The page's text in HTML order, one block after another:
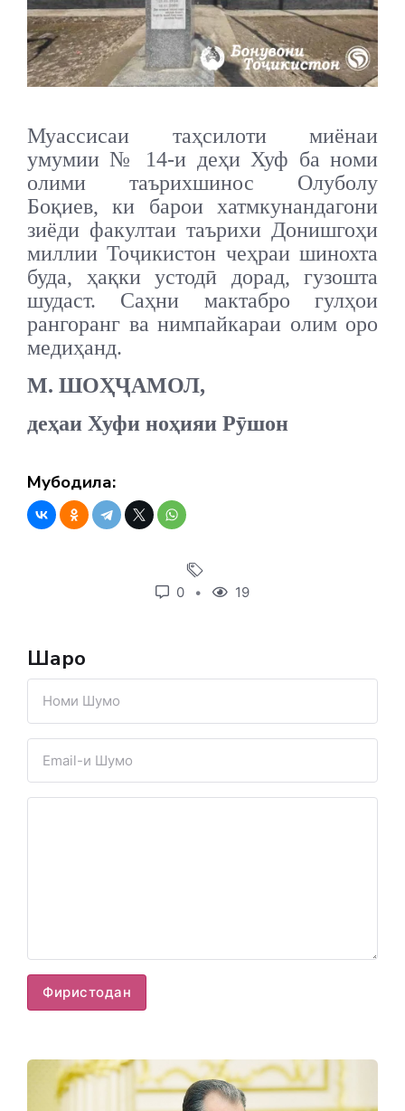
Муассисаи таҳсилоти миёнаи
умумии № 14-и деҳи Хуф ба номи
олими таърихшинос Олуболу
Боқиев, ки барои хатмкунандагони
зиёди факултаи таърихи Донишгоҳи
миллии Тоҷикистон чеҳраи шинохта
буда, ҳақки устодӣ дорад, гузошта
шудаст. Саҳни мактабро гулҳои
рангоранг ва нимпайкараи олим оро
медиҳанд.
М. ШОҲҶАМОЛ,
деҳаи Хуфи ноҳияи Рӯшон
Мубодила:
0 19
Шарҳҳо
Фиристодан